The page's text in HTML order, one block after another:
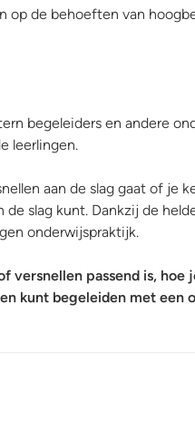
op de behoeften van
begeleiders en andere
leerlingen.
aan de slag gaat of je
slag kunt. Dankzij de
onderwijspraktijk.
versnellen passend is,
kunt begeleiden met een